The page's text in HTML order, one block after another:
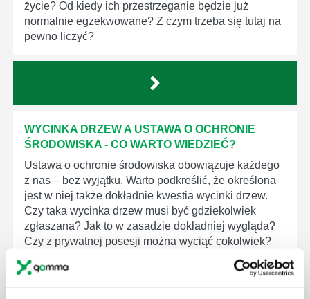
życie? Od kiedy ich przestrzeganie będzie już
normalnie egzekwowane? Z czym trzeba się tutaj na
pewno liczyć?
WYCINKA DRZEW A USTAWA O OCHRONIE
ŚRODOWISKA - CO WARTO WIEDZIEĆ?
Ustawa o ochronie środowiska obowiązuje każdego
z nas – bez wyjątku. Warto podkreślić, że określona
jest w niej także dokładnie kwestia wycinki drzew.
Czy taka wycinka drzew musi być gdziekolwiek
zgłaszana? Jak to w zasadzie dokładniej wygląda?
Czy z prywatnej posesji można wyciąć cokolwiek?